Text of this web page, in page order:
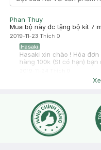
Phan Thuy
Mua bộ này đc tặng bộ kít 7
2019-11-23 Thích 0
Hasaki
Hasaki xin chào ! Hóa
hàng 100k (Sl có hạn) bạn